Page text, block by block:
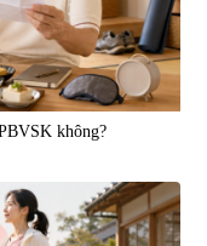
hỗ trợ bền thành
không?